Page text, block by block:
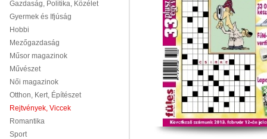
Gazdaság, Politika, Közélet
Gyermek és Ifjúság
Hobbi
Mezőgazdaság
Műsor magazinok
Művészet
Női magazinok
Otthon, Kert, Építészet
Rejtvények, Viccek
Romantika
Sport